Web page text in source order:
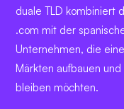
duale TLD kombiniert
.com mit der
Unternehmen, die
Märkten aufbauen
bleiben möchten.